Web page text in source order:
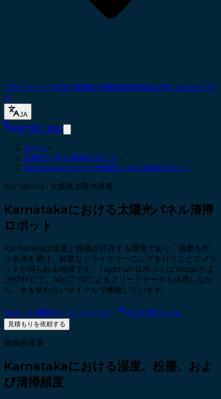
プロジェクト ROI計算機会社概要採用情報お問い合わせブロ
グ
JA
専門家に相談
ホーム»
太陽光パネル清掃ロボット »
Karnatakaにおける太陽光パネル清掃ロボット
Karnataka · 大規模太陽光発電
Karnatakaにおける太陽光パネル清掃
ロボット
Karnatakaは湿度と粉塵が共存する環境であり、研磨を伴
う水洗を避け、頻繁なドライクリーニングを行うことでメリ
ットが得られる地域です。TayproのロボットはYadgirおよ
びKMFにて、NECTYRによるフリートデータを活用しなが
ら、水を使わないサイクルで稼働しています。
ロボット価格ガイド（インド） ROI計算ツール
見積もりを依頼する
地域的背景
Karnatakaにおける湿度、粉塵、およ
び清掃頻度